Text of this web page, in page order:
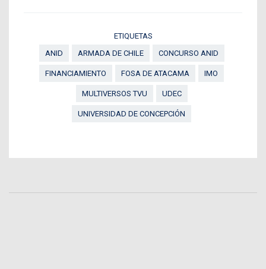
ETIQUETAS
ANID
ARMADA DE CHILE CONCURSO ANID
FINANCIAMIENTO FOSA DE ATACAMA IMO
MULTIVERSOS TVU UDEC
UNIVERSIDAD DE CONCEPCIÓN